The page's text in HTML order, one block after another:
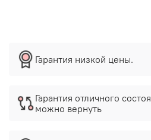
Гарантия низкой цены.
Гарантия отличного
можно вернуть